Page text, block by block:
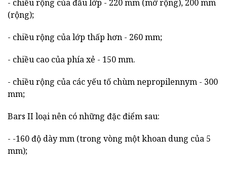
- chiều rộng của đầu lớp - 220 mm (mở rộng), 200 mm
(rộng);
- chiều rộng của lớp thấp hơn - 260 mm;
- chiều cao của phía xẻ - 150 mm.
- chiều rộng của các yếu tố chùm nepropilennym - 300
mm;
Bars II loại nên có những đặc điểm sau:
- -160 độ dày mm (trong vòng một khoan dung của 5
mm);